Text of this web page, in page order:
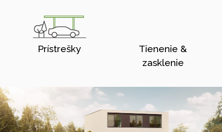
Prístrešky
Tienenie &
zasklenie